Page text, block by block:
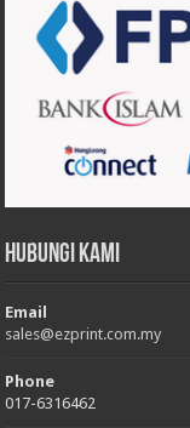
Hubungi Kami
Email
sales@ezprint.com.my
Phone
017-6316462